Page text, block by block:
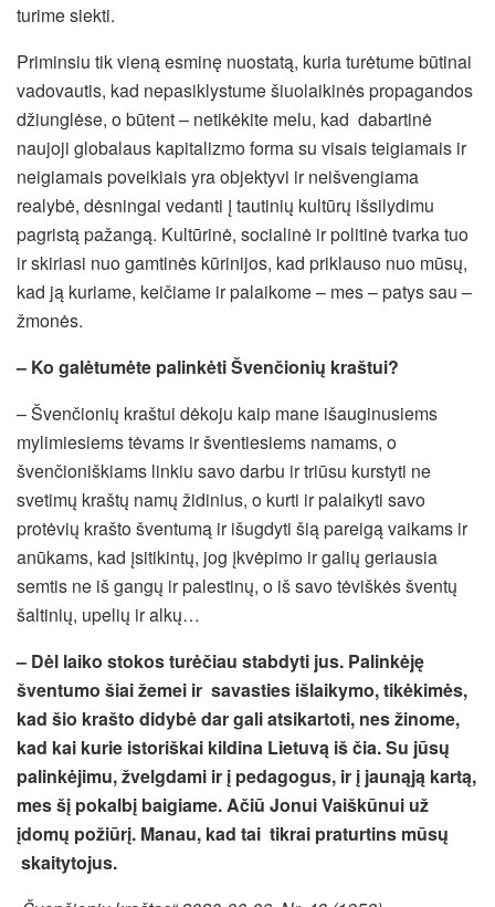
turime siekti.
Priminsiu tik vieną esminę nuostatą, kuria turėtume būtinai
vadovautis, kad nepasiklystume šiuolaikinės propagandos
džiunglėse, o būtent – netikėkite melu, kad dabartinė
naujoji globalaus kapitalizmo forma su visais teigiamais ir
neigiamais poveikiais yra objektyvi ir neišvengiama
realybė, dėsningai vedanti į tautinių kultūrų išsilydimu
pagristą pažangą. Kultūrinė, socialinė ir politinė tvarka tuo
ir skiriasi nuo gamtinės kūrinijos, kad priklauso nuo mūsų,
kad ją kuriame, keičiame ir palaikome – mes – patys sau –
žmonės.
– Ko galėtumėte palinkėti Švenčionių kraštui?
– Švenčionių kraštui dėkoju kaip mane išauginusiems
mylimiesiems tėvams ir šventiesiems namams, o
švenčioniškiams linkiu savo darbu ir triūsu kurstyti ne
svetimų kraštų namų židinius, o kurti ir palaikyti savo
protėvių krašto šventumą ir išugdyti šią pareigą vaikams ir
anūkams, kad įsitikintų, jog įkvėpimo ir galių geriausia
semtis ne iš gangų ir palestinų, o iš savo tėviškės šventų
šaltinių, upelių ir alkų…
– Dėl laiko stokos turėčiau stabdyti jus. Palinkėję
šventumo šiai žemei ir savasties išlaikymo, tikėkimės,
kad šio krašto didybė dar gali atsikartoti, nes žinome,
kad kai kurie istoriškai kildina Lietuvą iš čia. Su jūsų
palinkėjimu, žvelgdami ir į pedagogus, ir į jaunąją kartą,
mes šį pokalbį baigiame. Ačiū Jonui Vaiškūnui už
įdomų požiūrį. Manau, kad tai tikrai praturtins mūsų
skaitytojus.